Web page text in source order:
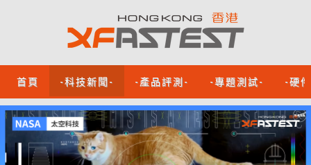
首頁 -科技新聞- -產品評測- -專題測試- -硬